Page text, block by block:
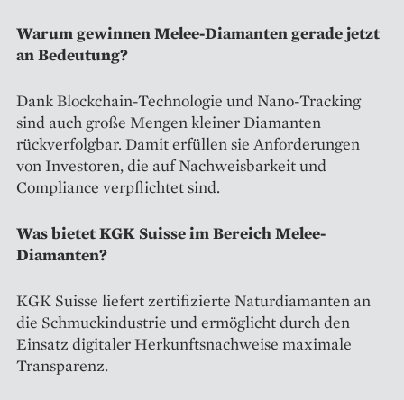
Warum gewinnen Melee-Diamanten gerade jetzt
an Bedeutung?
Dank Blockchain-Technologie und Nano-Tracking
sind auch große Mengen kleiner Diamanten
rückverfolgbar. Damit erfüllen sie Anforderungen
von Investoren, die auf Nachweisbarkeit und
Compliance verpflichtet sind.
Was bietet KGK Suisse im Bereich Melee-
Diamanten?
KGK Suisse liefert zertifizierte Naturdiamanten an
die Schmuckindustrie und ermöglicht durch den
Einsatz digitaler Herkunftsnachweise maximale
Transparenz.